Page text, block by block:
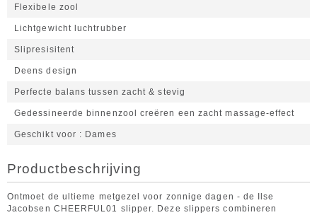
Flexibele zool
Lichtgewicht luchtrubber
Slipresisitent
Deens design
Perfecte balans tussen zacht & stevig
Gedessineerde binnenzool creëren een zacht massage-effect
Geschikt voor Dames
Productbeschrijving
Ontmoet de ultieme metgezel voor zonnige dagen - de Ilse
Jacobsen CHEERFUL01 slipper. Deze slippers combineren